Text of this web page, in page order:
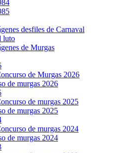
desfiles de Carnaval
luto
de Murgas
de Murgas 2026
de murgas 2026
de murgas 2025
de murgas 2025
de murgas 2024
de murgas 2024